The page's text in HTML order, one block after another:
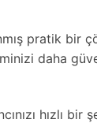
pratik bir
daha
hızlı